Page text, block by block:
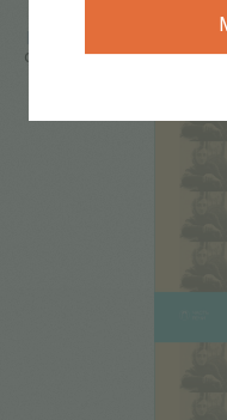
однообразие любви